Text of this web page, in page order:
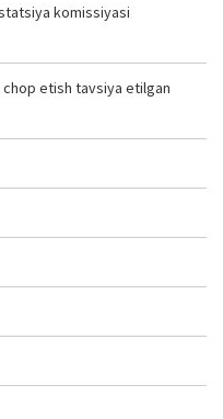
komissiyasi
etish tavsiya etilgan